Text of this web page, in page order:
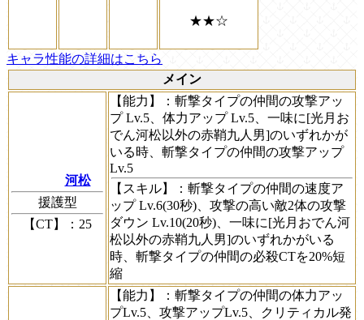
★★☆
キャラ性能の詳細はこちら
メイン
河松
援護型
【CT】
：25
【能力】
：斬撃タイプの仲間の攻撃アッ
プ Lv.5、体力アップ Lv.5、一味に[光月お
でん河松以外の赤鞘九人男]のいずれかが
いる時、斬撃タイプの仲間の攻撃アップ
Lv.5
【スキル】
：斬撃タイプの仲間の速度ア
ップ Lv.6(30秒)、攻撃の高い敵2体の攻撃
ダウン Lv.10(20秒)、一味に[光月おでん河
松以外の赤鞘九人男]のいずれかがいる
時、斬撃タイプの仲間の必殺CTを20%短
縮
【能力】
：斬撃タイプの仲間の体力アッ
プLv.5、攻撃アップLv.5、クリティカル発